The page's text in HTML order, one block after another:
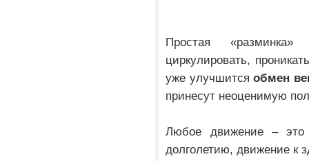
Простая «разминка»
циркулировать,
уже улучшитсяобмен
принесут неоценимую
Любое движение – это
долголетию, движение к